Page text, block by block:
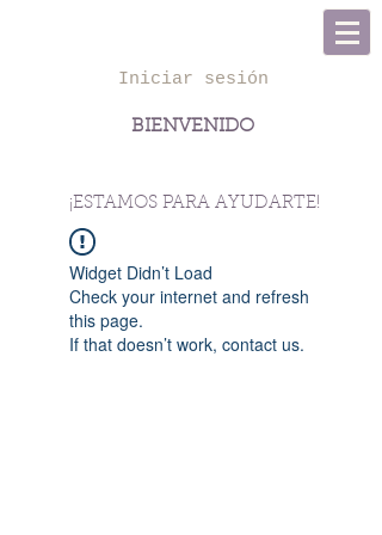
Iniciar sesión
BIENVENIDO
¡ESTAMOS PARA AYUDARTE!
Widget Didn’t Load
Check your internet and refresh
this page.
If that doesn’t work, contact us.